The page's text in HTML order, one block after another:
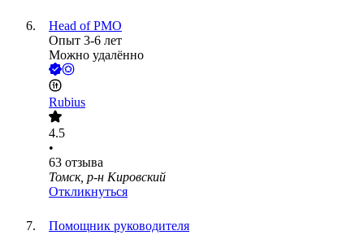
Head of PMO
Опыт 3-6 лет
Можно удалённо
Rubius
4.5
•
63 отзыва
Томск, р-н Кировский
Откликнуться
Помощник руководителя